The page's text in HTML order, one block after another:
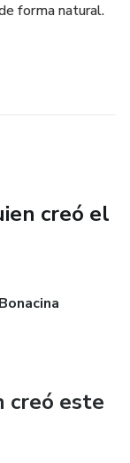
forma natural.
creó el
creó este